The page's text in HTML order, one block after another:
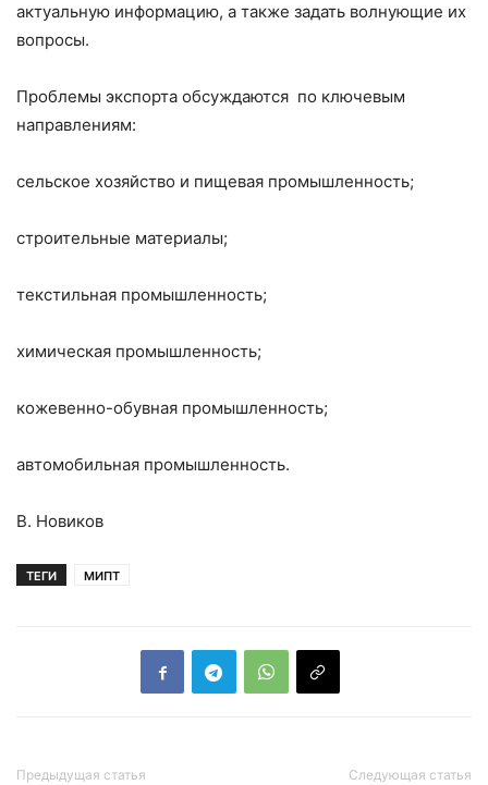
актуальную информацию, а также задать волнующие их
вопросы.
Проблемы экспорта обсуждаются по ключевым
направлениям:
сельское хозяйство и пищевая промышленность;
строительные материалы;
текстильная промышленность;
химическая промышленность;
кожевенно-обувная промышленность;
автомобильная промышленность.
В. Новиков
ТЕГИ МИПТ
Предыдущая статья Следующая статья